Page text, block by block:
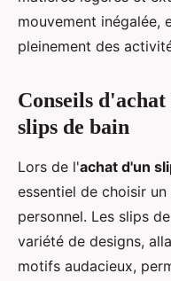
mouvement inégalée,
pleinement des
Conseils
slips de bain
Lors de l'achat d'un
essentiel de choisir
personnel. Les slips
variété de designs,
motifs audacieux,